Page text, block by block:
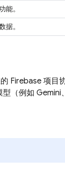
能。
据。
Firebase 项目
型（例如 Gemini